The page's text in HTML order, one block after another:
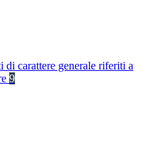
di carattere generale riferiti a
9